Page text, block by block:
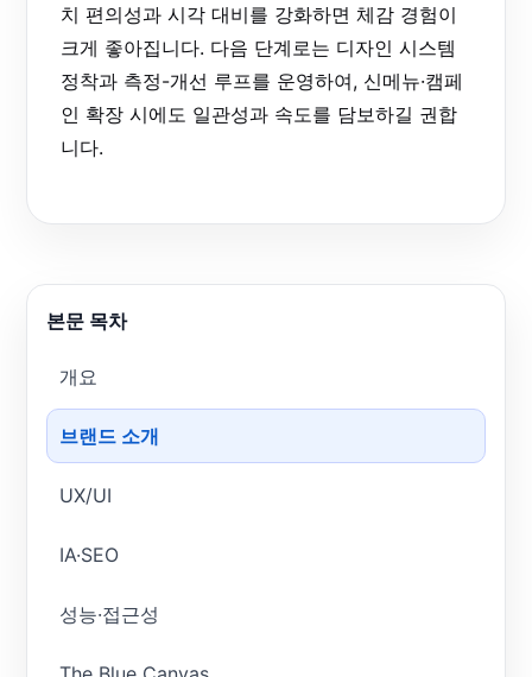
치 편의성과 시각 대비를 강화하면 체감 경험이
크게 좋아집니다. 다음 단계로는 디자인 시스템
정착과 측정-개선 루프를 운영하여, 신메뉴·캠페
인 확장 시에도 일관성과 속도를 담보하길 권합
니다.
본문 목차
개요
브랜드 소개
UX/UI
IA·SEO
성능·접근성